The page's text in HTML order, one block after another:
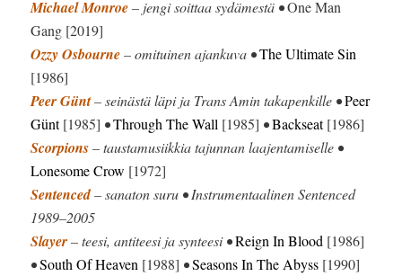
Michael Monroe– jengi soittaa sydämestä •One Man
Gang [2019]
Ozzy Osbourne– omituinen ajankuva •The Ultimate Sin
[1986]
Peer Günt– seinästä läpi ja Trans Amin takapenkille •Peer
Günt[1985] •Through The Wall [1985] •Backseat[1986]
Scorpions– taustamusiikkia tajunnan laajentamiselle •
Lonesome Crow [1972]
Sentenced– sanaton suru • Instrumentaalinen Sentenced
1989–2005
Slayer– teesi, antiteesi ja synteesi •Reign In Blood [1986]
•South Of Heaven [1988] •Seasons In The Abyss [1990]